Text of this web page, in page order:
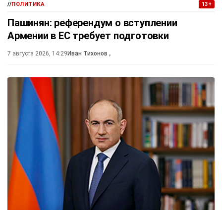
//ПОЛИТИКА 13+
Пашинян: референдум о вступлении
Армении в ЕС требует подготовки
7 августа 2026, 14:29Иван Тихонов ,